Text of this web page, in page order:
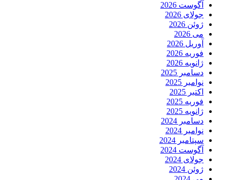
آگوست 2026
جولای 2026
ژوئن 2026
می 2026
آوریل 2026
فوریه 2026
ژانویه 2026
دسامبر 2025
نوامبر 2025
اکتبر 2025
فوریه 2025
ژانویه 2025
دسامبر 2024
نوامبر 2024
سپتامبر 2024
آگوست 2024
جولای 2024
ژوئن 2024